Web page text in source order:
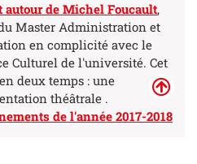
autour de Michel Foucault,
Master Administration et
en complicité avec le
Culturel de l'université. Cet
deux temps : une
théâtrale .
de l'année2017-2018